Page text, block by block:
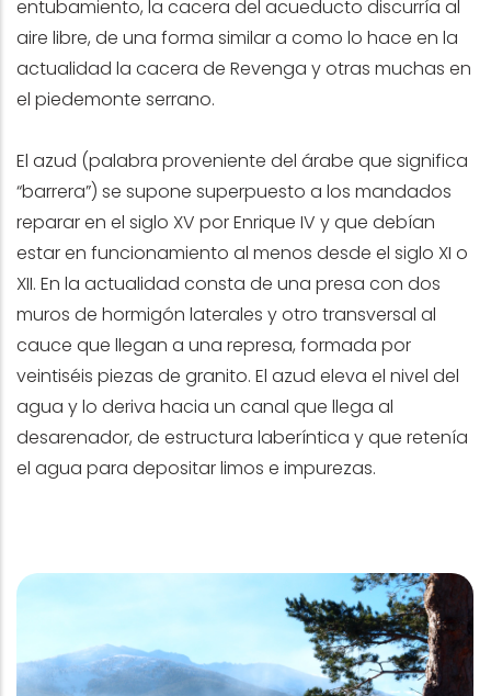
entubamiento, la cacera del acueducto discurría al
aire libre, de una forma similar a como lo hace en la
actualidad la cacera de Revenga y otras muchas en
el piedemonte serrano.
El azud (palabra proveniente del árabe que significa
“barrera”) se supone superpuesto a los mandados
reparar en el siglo XV por Enrique IV y que debían
estar en funcionamiento al menos desde el siglo XI o
XII. En la actualidad consta de una presa con dos
muros de hormigón laterales y otro transversal al
cauce que llegan a una represa, formada por
veintiséis piezas de granito. El azud eleva el nivel del
agua y lo deriva hacia un canal que llega al
desarenador, de estructura laberíntica y que retenía
el agua para depositar limos e impurezas.